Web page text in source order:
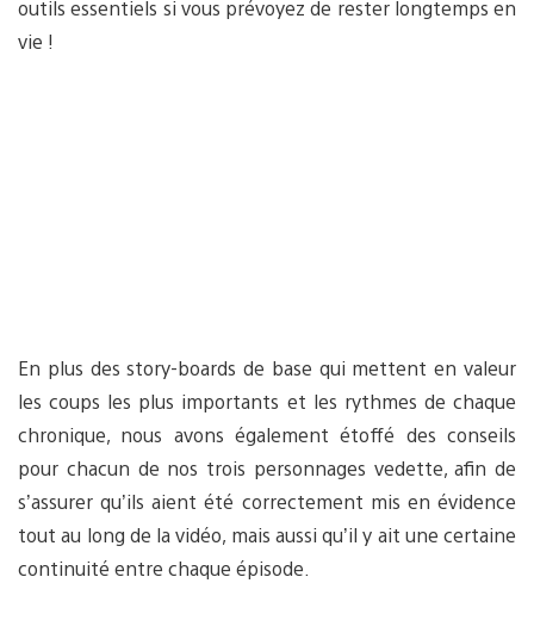
outils essentiels si vous prévoyez de rester longtemps en
vie !
En plus des story-boards de base qui mettent en valeur
les coups les plus importants et les rythmes de chaque
chronique, nous avons également étoffé des conseils
pour chacun de nos trois personnages vedette, afin de
s’assurer qu’ils aient été correctement mis en évidence
tout au long de la vidéo, mais aussi qu’il y ait une certaine
continuité entre chaque épisode.